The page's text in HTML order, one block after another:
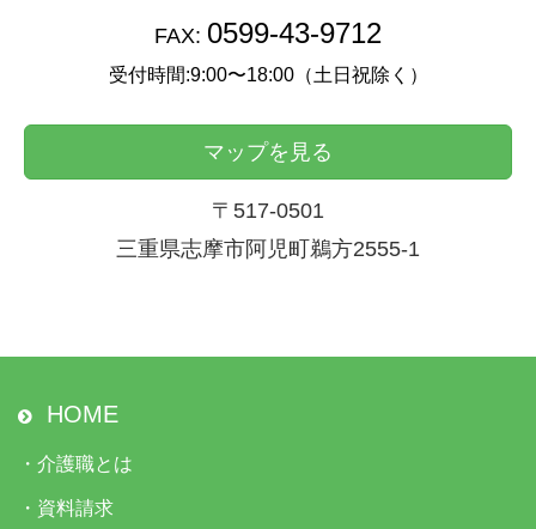
FAX: 0599-43-9712
受付時間:9:00〜18:00（土日祝除く）
マップを見る
〒517-0501
三重県志摩市阿児町鵜方2555-1
HOME
・ 介護職とは
・ 資料請求